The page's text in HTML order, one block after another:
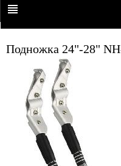
Подножка 24"-28"